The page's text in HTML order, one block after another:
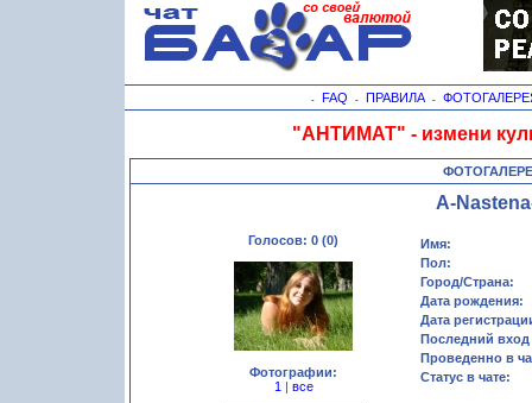
- FAQ - ПРАВИЛА-
"АНТИМАТ" - измени
A-
Голосов: 0 (0)
Фотографии:
1 | все
Имя:
Пол:
Город/Страна:
Дата рождения:
Дата
Последний вход
Проведенно в
Статус в чате: